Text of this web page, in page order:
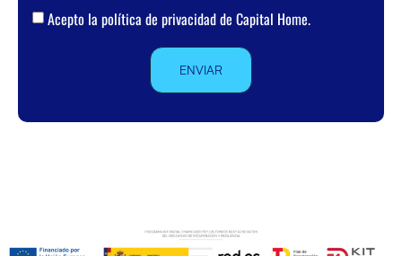
Acepto la política de privacidad de Capital Home.
ENVIAR